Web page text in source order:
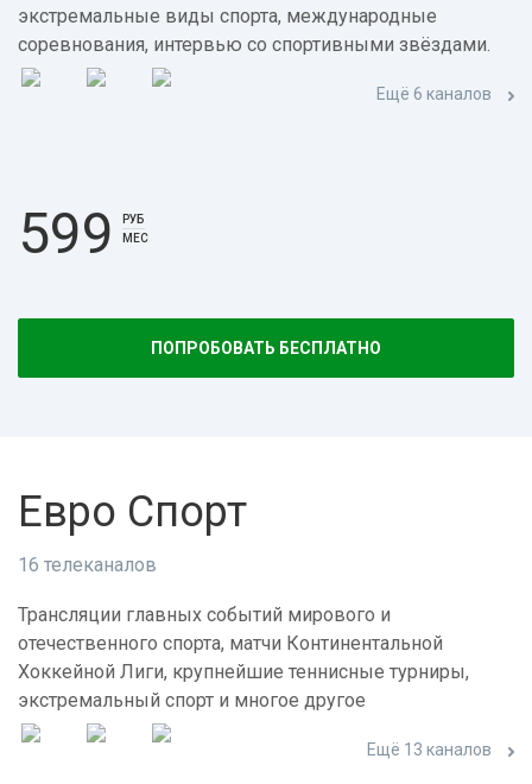
экстремальные виды спорта, международные
соревнования, интервью со спортивными звёздами.
Ещё 6 каналов
599
РУБ
МЕС
ПОПРОБОВАТЬ БЕСПЛАТНО
Евро Спорт
16 телеканалов
Трансляции главных событий мирового и
отечественного спорта, матчи Континентальной
Хоккейной Лиги, крупнейшие теннисные турниры,
экстремальный спорт и многое другое
Ещё 13 каналов